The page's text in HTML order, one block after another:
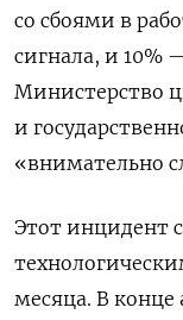
со сбоями в
сигнала, и 10%
Министерство
и
«внимательно
Этот инцидент
месяца. В